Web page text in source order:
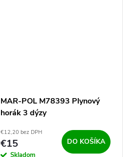
MAR-POL M78393 Plynový
horák 3 dýzy
€12,20 bez DPH
€15
Skladom
DO KOŠÍKA